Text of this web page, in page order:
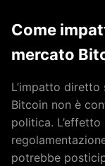
Come
mercato
L’impatto
Bitcoin non è
politica.
potrebbe